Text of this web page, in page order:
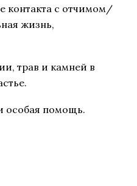
контакта с отчимом/
жизнь,
трав и камней в
особая помощь.